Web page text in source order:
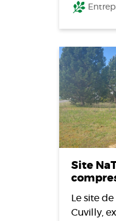
Site
Le site
Cuvilly,